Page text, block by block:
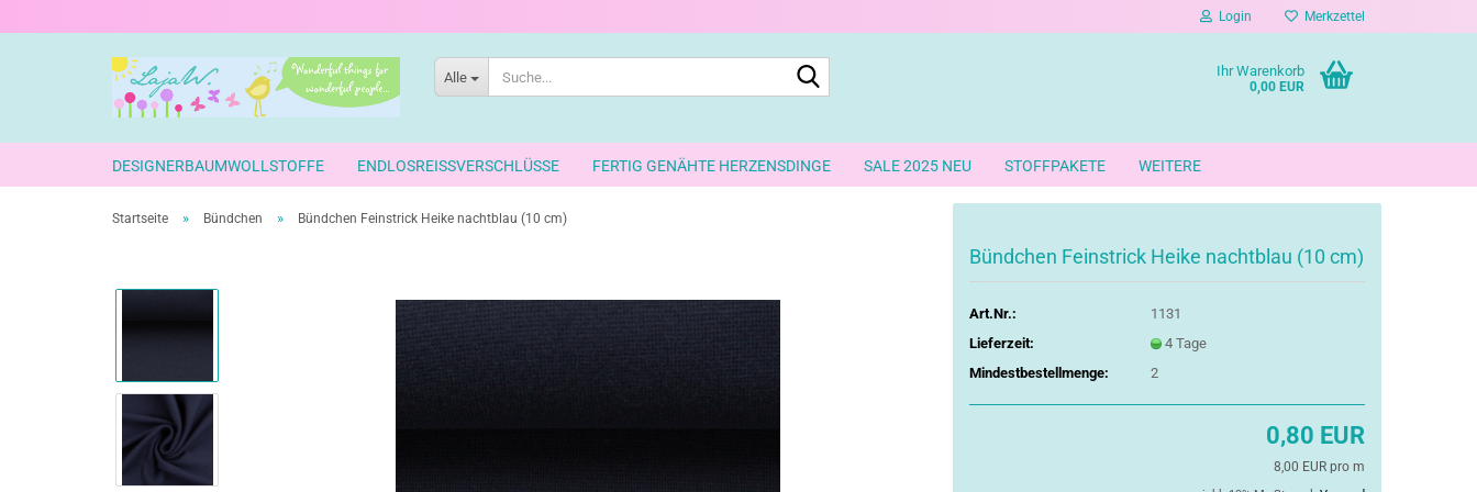
Login Merkzettel
Alle Ihr Warenkorb
0,00 EUR
DESIGNERBAUMWOLLSTOFFE ENDLOSREISSVERSCHLÜSSE FERTIG GENÄHTE HERZENSDINGE SALE 2025 NEU STOFFPAKETE WEITERE
Startseite » Bündchen » Bündchen Feinstrick Heike nachtblau (10 cm)
Bündchen Feinstrick Heike nachtblau (10 cm)
Art.Nr.:
1131
Lieferzeit:
4 Tage
Mindestbestellmenge:
2
0,80 EUR
8,00 EUR pro m